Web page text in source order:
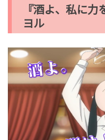
『酒よ、私に力
ヨル